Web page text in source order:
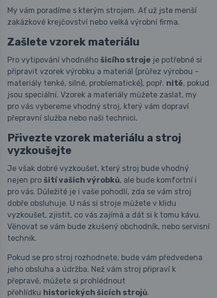
My vám poradíme s kterým strojem. Ať už jste menší
zakázkové krejčovství nebo velká výrobní firma.
Zašlete vzorek materiálu
Pro vytipování vhodného šicího stroje je potřebné si
připravit vzorek výrobku a materiál (průřez výrobou -
materiály tenké, silné, problematické), popř. nitě, pokud
jsou speciální. Vzorek a materiály můžete zaslat, my
pro vás vybereme vhodný stroj, který vám dopraví
přepravní služba nebo naši technici.
Přivezte vzorek materiálu a stroj
vyzkoušejte
Je však dobré vyzkoušet, který stroj bude vhodný
nejen pro šití vašich výrobků, ale bude komfortní i
pro vás. Důležité je i vaše pohodlí, zda se vám stroj
dobře obsluhuje. U nás si stroje můžete v klidu
vyzkoušet, zjistit, co vás zajímá a dát si k tomu kávu.
Věnovat se vám bude zkušený obchodník, nebo servisní
technik.
Pokud se pro stroj rozhodnete, bude vám předvedena
jeho obsluha a údržba. Než vám stroj připraví k
přepravě, můžete si prohlédnout
přehlídku historických šicích strojů.